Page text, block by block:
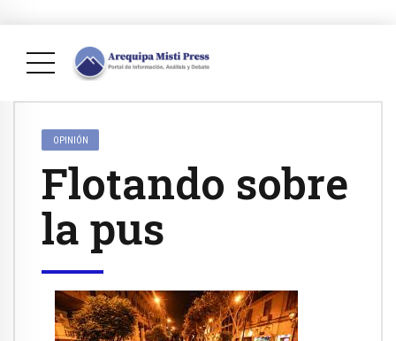
OPINIÓN
Flotando sobre
la pus